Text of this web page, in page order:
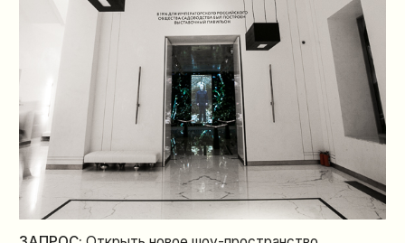
ЗАПРОС:
Открыть новое шоу-пространство
«Ленинград Центр», соединив историю и